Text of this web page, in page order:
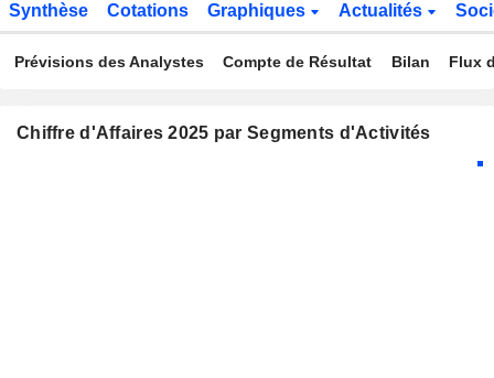
Synthèse Cotations Graphiques Actualités
Prévisions des Analystes Compte de Résultat Bilan Flux
Chiffre d'Affaires 2025 par Segments d'Activités